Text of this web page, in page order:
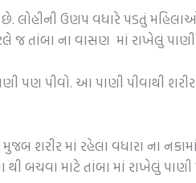
લોહીની ઉણપ વધારે પડતું
તાંબા ના વાસણ માં રાખેલું પાણી
પણ પીવો. આ પાણી પીવાથી
શરીર માં રહેલા વધારા ના
બચવા માટે તાંબા માં રાખેલું